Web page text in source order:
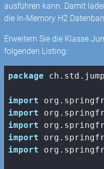
ausführen kann. Damit
die In-Memory H2
Erweitern Sie die Klasse
folgenden Listing:
package
import
import
import
import
import